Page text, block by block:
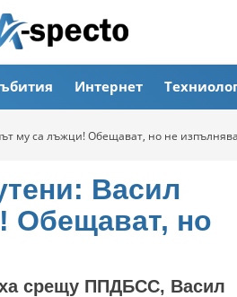
Интернет
му са лъжци! Обещават, но не
Васил
Обещават, но
срещу ППДБСС, Васил